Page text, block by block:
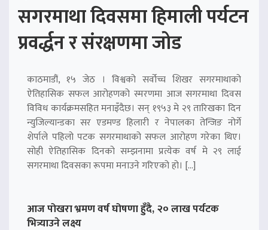
सगरमाथा दिवसमा हिमाली पर्यटन
प्रवर्द्धन र संरक्षणमा जोड
काठमाडौं, १५ जेठ । विश्वको सर्वोच्च शिखर सगरमाथाको
ऐतिहासिक सफल आरोहणको स्मरणमा आज सगरमाथा दिवस
विविध कार्यक्रमसहित मनाइँदैछ। सन् १९५३ मे २९ तारिखका दिन
न्युजिल्यान्डका सर एडमण्ड हिलारी र नेपालका तेन्जिङ नोर्गे
शेर्पाले पहिलो पटक सगरमाथाको सफल आरोहण गरेका थिए।
सोही ऐतिहासिक दिनको सम्झनामा प्रत्येक वर्ष मे २९ लाई
सगरमाथा दिवसका रूपमा मनाउने गरिएको हो। […]
आज पोखरा भ्रमण वर्ष घोषणा हुँदै, २० लाख पर्यटक
भित्र्याउने लक्ष्य